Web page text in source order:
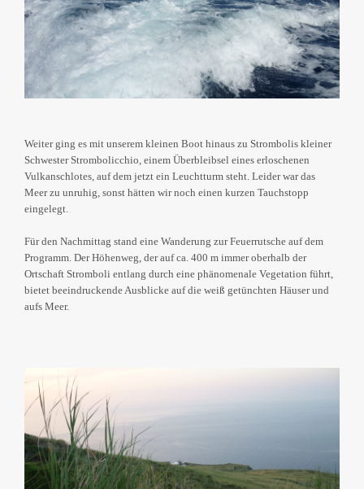
Weiter ging es mit unserem kleinen Boot hinaus zu Strombolis kleiner
Schwester Strombolicchio, einem Überbleibsel eines erloschenen
Vulkanschlotes, auf dem jetzt ein Leuchtturm steht. Leider war das
Meer zu unruhig, sonst hätten wir noch einen kurzen Tauchstopp
eingelegt.
Für den Nachmittag stand eine Wanderung zur Feuerrutsche auf dem
Programm. Der Höhenweg, der auf ca. 400 m immer oberhalb der
Ortschaft Stromboli entlang durch eine phänomenale Vegetation führt,
bietet beeindruckende Ausblicke auf die weiß getünchten Häuser und
aufs Meer.